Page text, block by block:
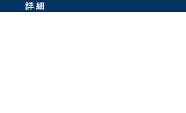
詳 細